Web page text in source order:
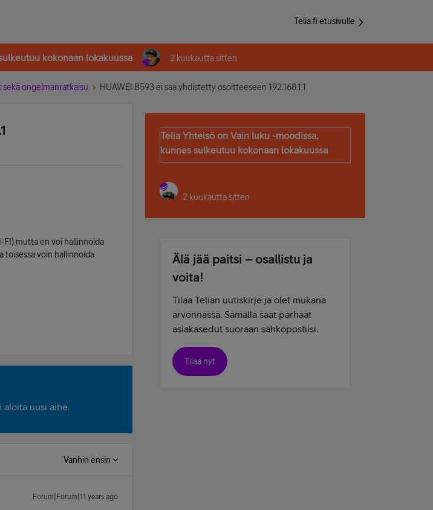
Telia.fi etusivulle
kokonaan lokakuussa 2 kuukautta sitten
ongelmanratkaisu HUAWEI B593 ei saa yhdistetty osoitteeseen 192.168.1.1
mutta en voi hallinnoida
toisessa voin hallinnoida
aloita uusi aihe.
Vanhin ensin
Forum|Forum|11 years ago
Telia Yhteisö on Vain luku -moodissa,
kunnes sulkeutuu kokonaan lokakuussa
2 kuukautta sitten
Älä jää paitsi – osallistu ja
voita!
Tilaa Telian uutiskirje ja olet mukana
arvonnassa. Samalla saat parhaat
asiakasedut suoraan sähköpostiisi.
Tilaa nyt